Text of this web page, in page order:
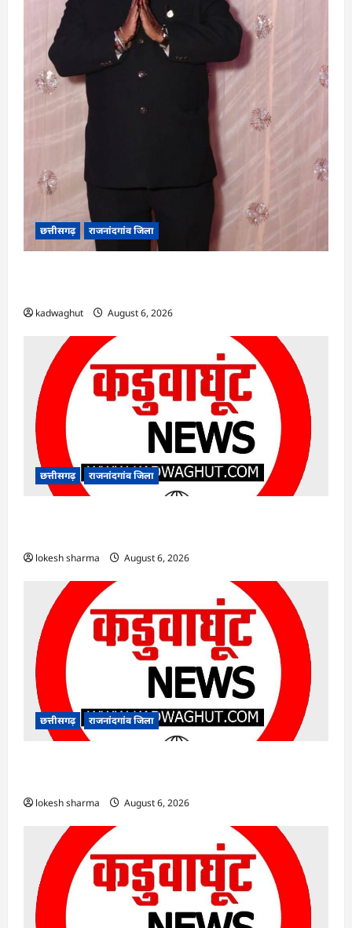
छत्तीसगढ़ राजनांदगांव जिला
kadwaghut August 6, 2026
छत्तीसगढ़ राजनांदगांव जिला
lokesh sharma August 6, 2026
छत्तीसगढ़ राजनांदगांव जिला
lokesh sharma August 6, 2026